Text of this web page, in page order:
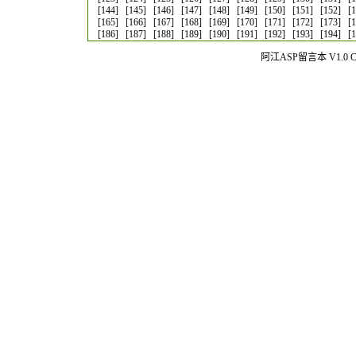
[144]
[145] [146] [147] [148] [149] [150] [151] [152]
[165]
[166] [167] [168] [169] [170] [171] [172] [173]
[186]
[187] [188] [189] [190] [191] [192] [193] [194]
阿江ASP留言本 V1.0